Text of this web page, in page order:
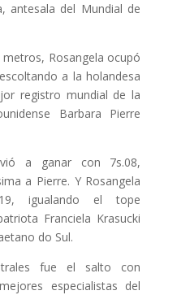
antesala del Mundial de
Rosangela ocupó
a la holandesa
registro mundial de la
Barbara Pierre
a ganar con 7s.08,
a Pierre. Y Rosangela
igualando el tope
Franciela Krasucki
do Sul.
fue el salto con
especialistas del